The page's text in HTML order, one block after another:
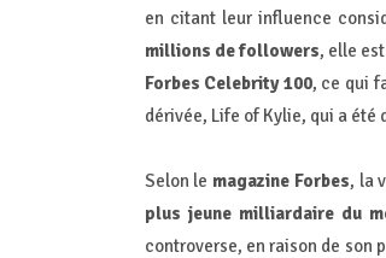
en citant leur influence
millions de followers, elle
Forbes Celebrity 100, ce qui
dérivée, Life of Kylie, qui a été
Selon le magazine Forbes, la
plus jeune milliardaire du
controverse, en raison de son